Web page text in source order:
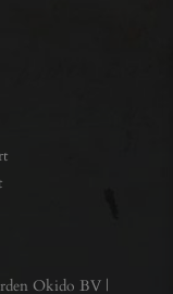
Okido BV |